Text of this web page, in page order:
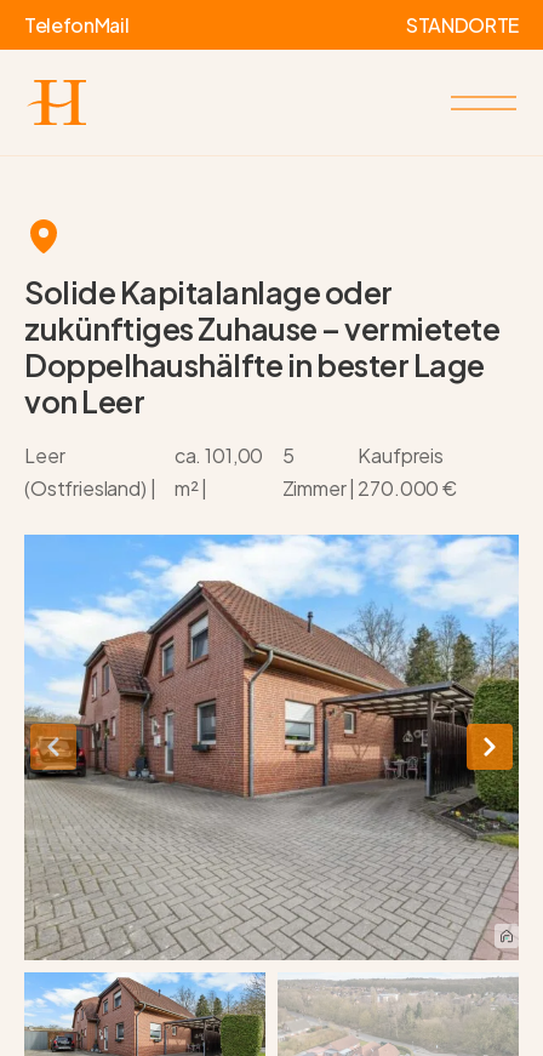
TelefonMail STANDORTE
Solide Kapitalanlage oder
zukünftiges Zuhause – vermietete
Doppelhaushälfte in bester Lage
von Leer
Leer
(Ostfriesland) |
ca. 101,00
m² |
5
Zimmer |
Kaufpreis
270.000 €